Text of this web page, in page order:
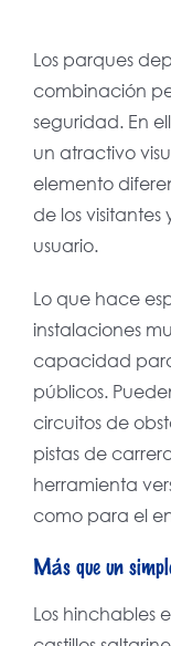
Los parques
combinación
seguridad. En
un atractivo
elemento
de los
usuario.
Lo que hace
instalaciones
capacidad
públicos.
circuitos de
pistas de
herramienta
como para el
Más que un
Los hinchables